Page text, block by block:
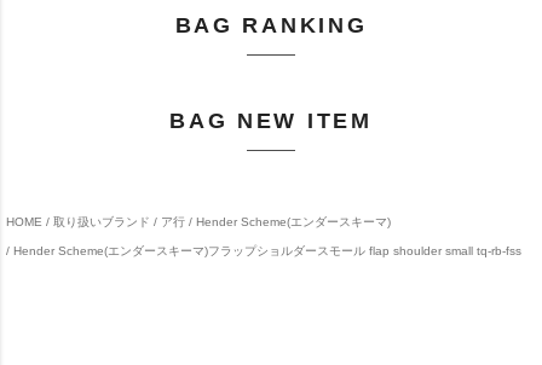
BAG RANKING
BAG NEW ITEM
HOME 取り扱いブランド ア行 Hender Scheme(エンダースキーマ)
Hender Scheme(エンダースキーマ)フラップショルダースモール flap shoulder small tq-rb-fss